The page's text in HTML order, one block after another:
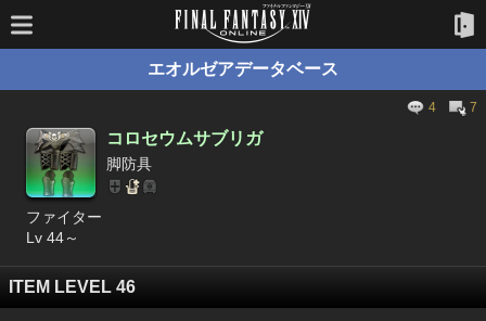
エオルゼアデータベース
4 7
コロセウムサブリガ
脚防具
ファイター
Lv 44～
ITEM LEVEL 46